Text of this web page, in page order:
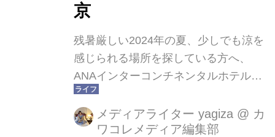
大人気のバーです。
京
残暑厳しい2024年の夏、少しでも涼を
感じられる場所を探している方へ、
ANAインターコンチネンタルホテル東
京にある中国料理「花梨」でこの季節
限定の贅沢な「チャイニーズ・サマ
ー・アフタヌーンティー」はいかがで
メディアライター yagiza @ カ
ワコレメディア編集部